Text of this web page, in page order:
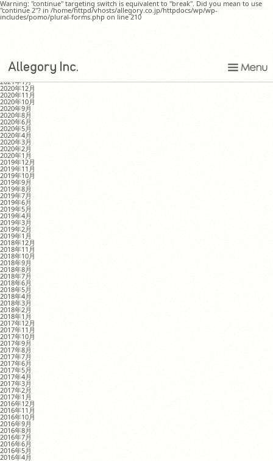
Warning: "continue" targeting switch is equivalent to "break". Did you mean to use
"continue 2"? in /home/httpd/vhosts/allegory.co.jp/httpdocs/wp/wp-
includes/pomo/plural-forms.php on line 210
MONTHLY ARCHIVE
2021年8月
2021年4月
2021年1月
2020年12月
2020年11月
2020年10月
2020年9月
2020年8月
2020年6月
2020年5月
2020年4月
2020年3月
2020年2月
2020年1月
2019年12月
2019年11月
2019年10月
2019年9月
2019年8月
2019年7月
2019年6月
2019年5月
2019年4月
2019年3月
2019年2月
2019年1月
2018年12月
2018年11月
2018年10月
2018年9月
2018年8月
2018年7月
2018年6月
2018年5月
2018年4月
2018年3月
2018年2月
2018年1月
2017年12月
2017年11月
2017年10月
2017年9月
2017年8月
2017年7月
2017年6月
2017年5月
2017年4月
2017年3月
2017年2月
2017年1月
2016年12月
2016年11月
2016年10月
2016年9月
2016年8月
2016年7月
2016年6月
2016年5月
2016年4月